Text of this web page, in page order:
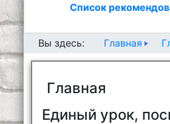
Список
Вы здесь:
Главная
Главная
Единый урок,